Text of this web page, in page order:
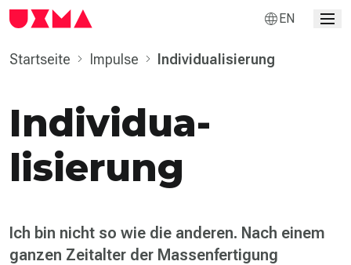
EN
Startseite Impulse Individua­lisierung
Individua­
lisierung
Ich bin nicht so wie die anderen. Nach einem
ganzen Zeitalter der Massenfertigung